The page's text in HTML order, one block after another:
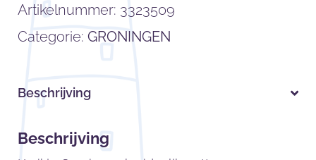
Artikelnummer: 3323509
Categorie:GRONINGEN
Beschrijving
Beschrijving